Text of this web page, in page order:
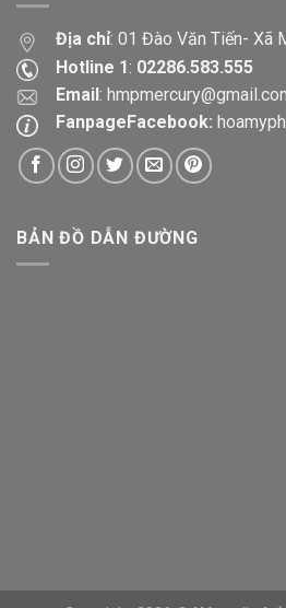
Địa chỉ: 01 Đào Văn Tiến- Xã
Hotline 1: 02286.583.555
Email:
FanpageFacebook:
BẢN ĐỒ DẪN ĐƯỜNG